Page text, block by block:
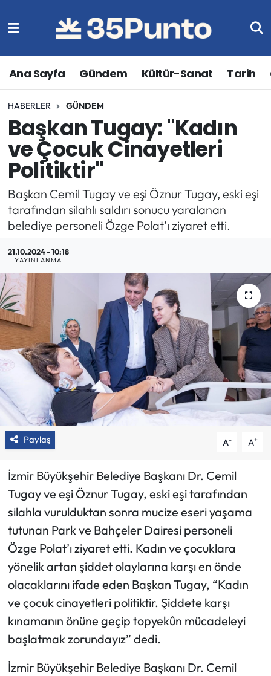
Ana Sayfa Gündem Kültür-Sanat Tarih
HABERLER GÜNDEM
Başkan Tugay: "Kadın
ve Çocuk Cinayetleri
Politiktir"
Başkan Cemil Tugay ve eşi Öznur Tugay, eski eşi
tarafından silahlı saldırı sonucu yaralanan
belediye personeli Özge Polat’ı ziyaret etti.
21.10.2024 - 10:18
YAYINLANMA
Paylaş A- A+
İzmir Büyükşehir Belediye Başkanı Dr. Cemil
Tugay ve eşi Öznur Tugay, eski eşi tarafından
silahla vurulduktan sonra mucize eseri yaşama
tutunan Park ve Bahçeler Dairesi personeli
Özge Polat’ı ziyaret etti. Kadın ve çocuklara
yönelik artan şiddet olaylarına karşı en önde
olacaklarını ifade eden Başkan Tugay, “Kadın
ve çocuk cinayetleri politiktir. Şiddete karşı
kınamanın önüne geçip topyekûn mücadeleyi
başlatmak zorundayız” dedi.
İzmir Büyükşehir Belediye Başkanı Dr. Cemil